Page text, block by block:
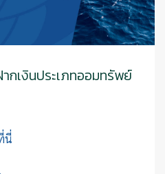
กเงินประเภทออมทรัพย์
นี่